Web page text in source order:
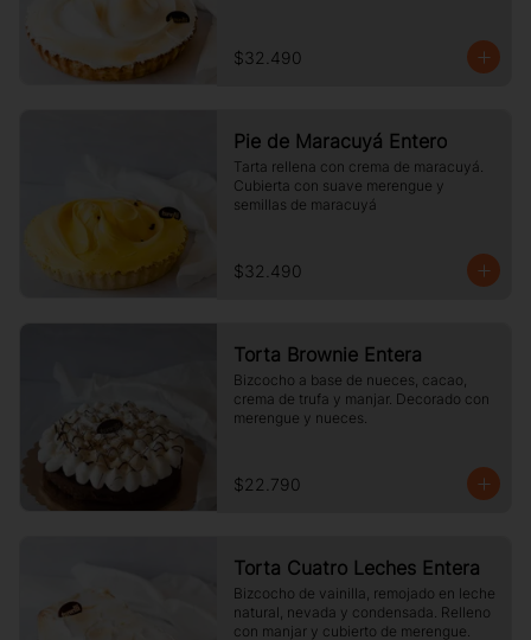
$32.490
Pie de Maracuyá Entero
Tarta rellena con crema de maracuyá.
Cubierta con suave merengue y
semillas de maracuyá
$32.490
Torta Brownie Entera
Bizcocho a base de nueces, cacao,
crema de trufa y manjar. Decorado con
merengue y nueces.
$22.790
Torta Cuatro Leches Entera
Bizcocho de vainilla, remojado en leche
natural, nevada y condensada. Relleno
con manjar y cubierto de merengue.